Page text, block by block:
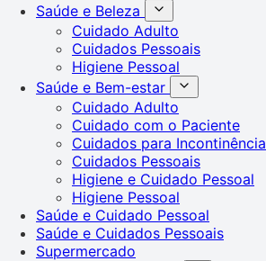
Saúde e Beleza
Cuidado Adulto
Cuidados Pessoais
Higiene Pessoal
Saúde e Bem-estar
Cuidado Adulto
Cuidado com o Paciente
Cuidados para Incontinência
Cuidados Pessoais
Higiene e Cuidado Pessoal
Higiene Pessoal
Saúde e Cuidado Pessoal
Saúde e Cuidados Pessoais
Supermercado